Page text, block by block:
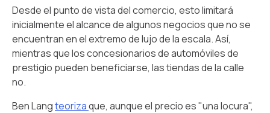
Desde el punto de vista del comercio, esto limitará
inicialmente el alcance de algunos negocios que no se
encuentran en el extremo de lujo de la escala. Así,
mientras que los concesionarios de automóviles de
prestigio pueden beneficiarse, las tiendas de la calle
no.
Ben Langteorizaque, aunque el precio es "una locura",